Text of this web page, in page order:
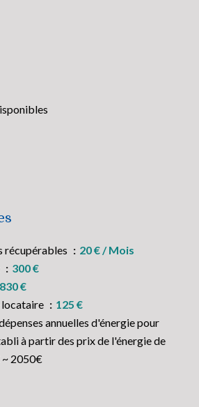
récupérables
20 € / Mois
300 €
830 €
locataire
125 €
annuelles d'énergie pour
à partir des prix de l'énergie de
~ 2050€